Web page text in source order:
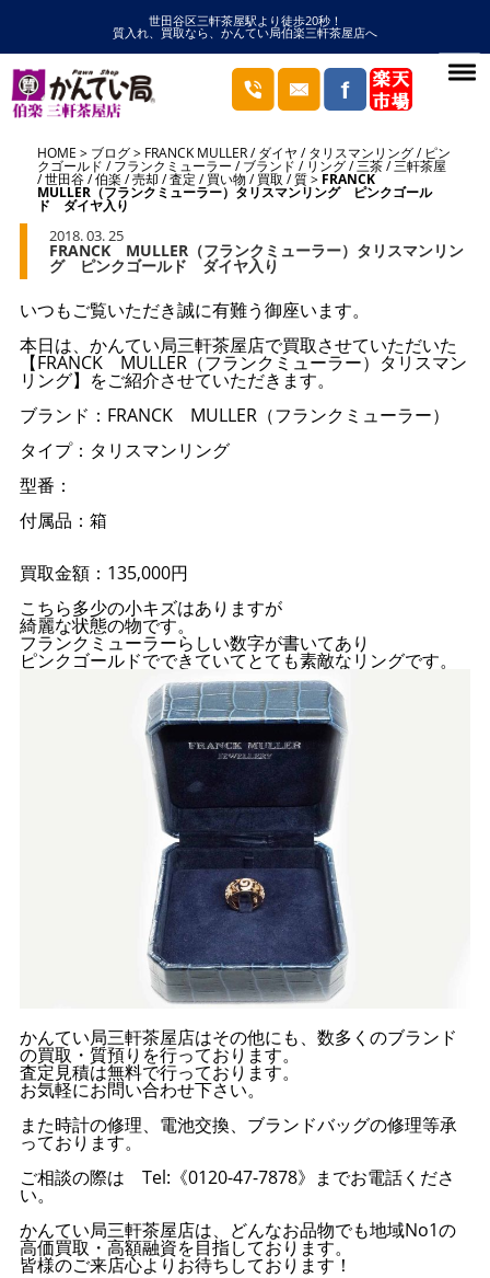
世田谷区三軒茶屋駅より徒歩20秒！
質入れ、買取なら、かんてい局伯楽三軒茶屋店へ
HOME ブログ FRANCK MULLER/ダイヤ /タリスマンリング/ ピン
クゴールド /フランクミューラー /ブランド / リング/三茶/三軒茶屋
/世田谷/伯楽/売却 /査定 /買い物/買取 /質 FRANCK
MULLER（フランクミューラー）タリスマンリング ピンクゴール
ド ダイヤ入り
2018. 03. 25
FRANCK MULLER（フランクミューラー）タリスマンリン
グ ピンクゴールド ダイヤ入り
いつもご覧いただき誠に有難う御座います。
本日は、かんてい局三軒茶屋店で買取させていただいた
【FRANCK MULLER（フランクミューラー）タリスマン
リング】をご紹介させていただきます。
ブランド：FRANCK MULLER（フランクミューラー）
タイプ：タリスマンリング
型番：
付属品：箱
買取金額：135,000円
こちら多少の小キズはありますが
綺麗な状態の物です。
フランクミューラーらしい数字が書いてあり
ピンクゴールドでできていてとても素敵なリングです。
かんてい局三軒茶屋店はその他にも、数多くのブランド
の買取・質預りを行っております。
査定見積は無料で行っております。
お気軽にお問い合わせ下さい。
また時計の修理、電池交換、ブランドバッグの修理等承
っております。
ご相談の際は Tel:《0120-47-7878》までお電話くださ
い。
かんてい局三軒茶屋店は、どんなお品物でも地域No1の
高価買取・高額融資を目指しております。
皆様のご来店心よりお待ちしております！